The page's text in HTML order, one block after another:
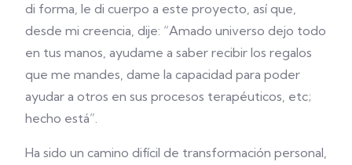
di forma, le di cuerpo a este proyecto, así que,
desde mi creencia, dije: “Amado universo dejo todo
en tus manos, ayudame a saber recibir los regalos
que me mandes, dame la capacidad para poder
ayudar a otros en sus procesos terapéuticos, etc;
hecho está”.
Ha sido un camino difícil de transformación personal,